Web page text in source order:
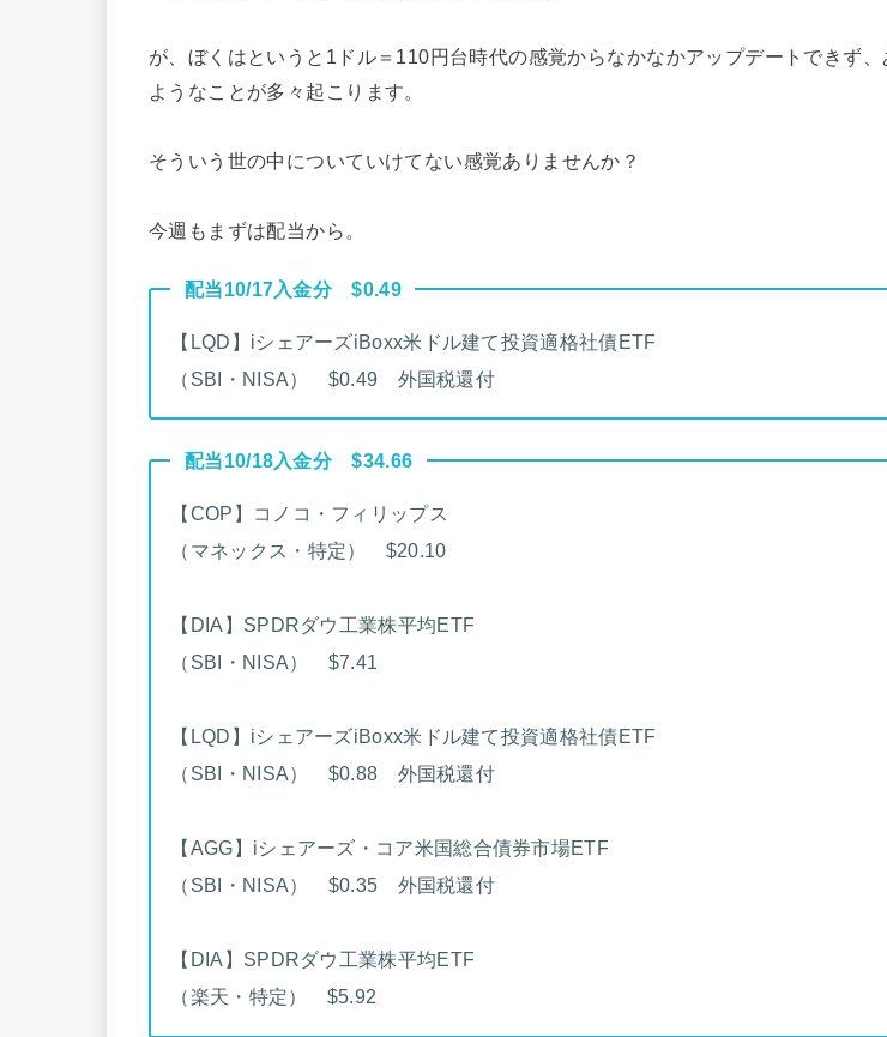
が、ぼくはというと1ドル＝110円台時代の感覚からなかなかアップデートできず
ようなことが多々起こります。
そういう世の中についていけてない感覚ありませんか？
今週もまずは配当から。
配当10/17入金分 $0.49
【LQD】iシェアーズiBoxx米ドル建て投資適格社債ETF
（SBI・NISA） $0.49 外国税還付
配当10/18入金分 $34.66
【COP】コノコ・フィリップス
（マネックス・特定） $20.10
【DIA】SPDRダウ工業株平均ETF
（SBI・NISA） $7.41
【LQD】iシェアーズiBoxx米ドル建て投資適格社債ETF
（SBI・NISA） $0.88 外国税還付
【AGG】iシェアーズ・コア米国総合債券市場ETF
（SBI・NISA） $0.35 外国税還付
【DIA】SPDRダウ工業株平均ETF
（楽天・特定） $5.92